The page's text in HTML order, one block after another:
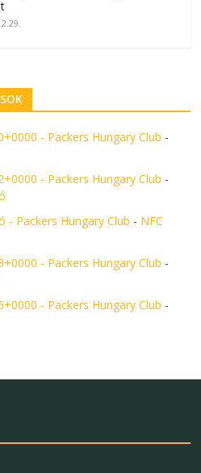
- Packers Hungary Club -
- Packers Hungary Club -
- Packers Hungary Club - NFC
- Packers Hungary Club -
- Packers Hungary Club -